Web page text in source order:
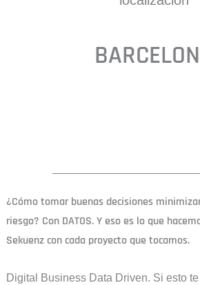
¿Cómo tomar buenas decisiones
riesgo? Con DATOS. Y eso es lo que
Sekuenz con cada proyecto que tocamos.
Digital Business Data Driven. Si esto